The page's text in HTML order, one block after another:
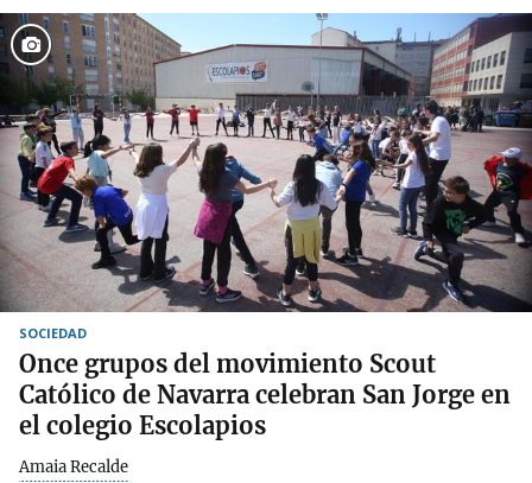
SOCIEDAD
Once grupos del movimiento Scout
Católico de Navarra celebran San Jorge en
el colegio Escolapios
Amaia Recalde